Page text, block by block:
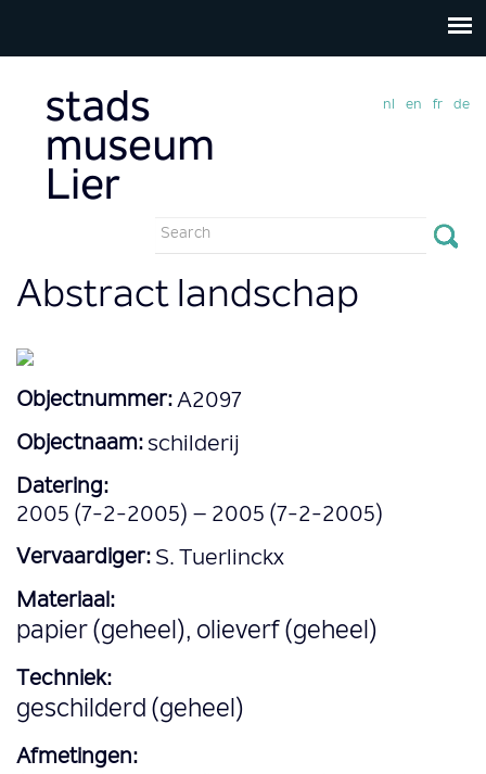
Search
form
nl en fr de
Abstract landschap
Objectnummer: A2097
Objectnaam: schilderij
Datering:
2005 (7-2-2005) – 2005 (7-2-2005)
Vervaardiger: S. Tuerlinckx
Materiaal:
papier (geheel), olieverf (geheel)
Techniek:
geschilderd (geheel)
Afmetingen: